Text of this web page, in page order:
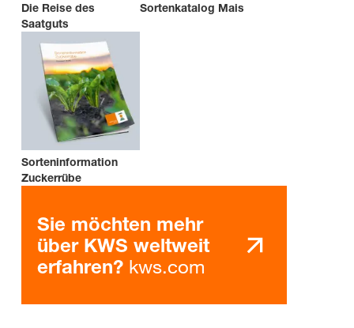
Die Reise des
Saatguts
Sortenkatalog Mais
Sorteninformation
Zuckerrübe
Sie möchten mehr
über KWS weltweit
erfahren? kws.com